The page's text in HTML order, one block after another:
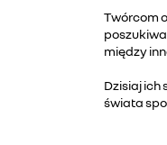
Twórcom
między
Dzisiaj ich
świata